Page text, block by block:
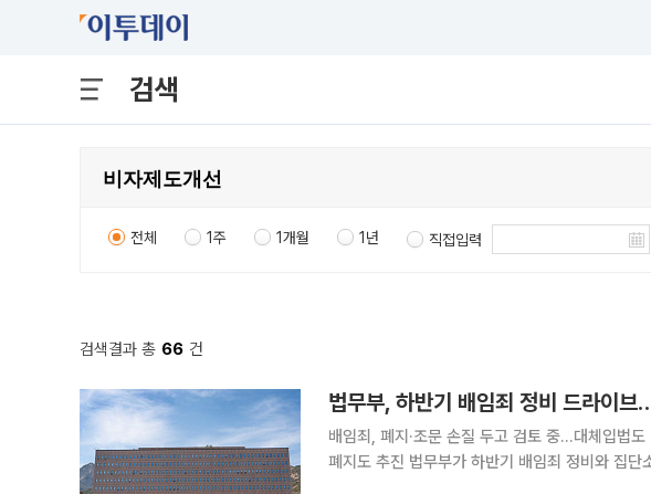
검색
전체 1주 1개월 1년 직접입력
검색결과 총 66 건
법무부, 하반기 배임죄 정비 드라이
배임죄, 폐지·조문 손질 두고 검토 중…대체입법
폐지도 추진 법무부가 하반기 배임죄 정비와 집단소송제 확대를 추진한다. 기업 경영 부담을 완화하